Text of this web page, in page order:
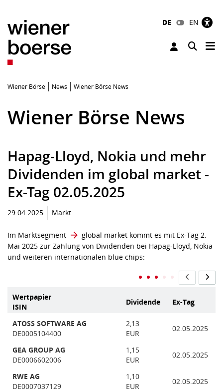
DE EN
Toggle
Wiener Börse News Wiener Börse News
Wiener Börse News
Hapag-Lloyd, Nokia und mehr
Dividenden im global market -
Ex-Tag 02.05.2025
29.04.2025 Markt
Im Marktsegment global market kommt es mit Ex-Tag 2.
Mai 2025 zur Zahlung von Dividenden bei Hapag-Lloyd, Nokia
und weiteren internationalen blue chips:
Wertpapier
ISIN
Dividende Ex-Tag
ATOSS SOFTWARE AG
DE0005104400
2,13
EUR
02.05.2025
GEA GROUP AG
DE0006602006
1,15
EUR
02.05.2025
RWE AG
DE0007037129
1,10
EUR
02.05.2025